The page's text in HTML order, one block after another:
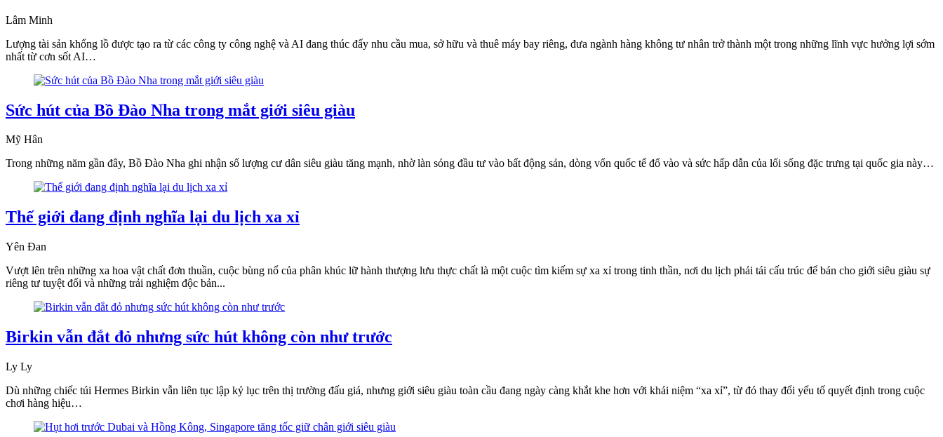
Lâm Minh
Lượng tài sản khổng lồ được tạo ra từ các công ty công nghệ và AI đang thúc đẩy nhu cầu mua, sở hữu và thuê máy bay riêng, đưa ngành hàng không tư nhân trở thành một trong những lĩnh vực hưởng lợi sớm
nhất từ cơn sốt AI…
Sức hút của Bồ Đào Nha trong mắt giới siêu giàu
Mỹ Hân
Trong những năm gần đây, Bồ Đào Nha ghi nhận số lượng cư dân siêu giàu tăng mạnh, nhờ làn sóng đầu tư vào bất động sản, dòng vốn quốc tế đổ vào và sức hấp dẫn của lối sống đặc trưng tại quốc gia này…
Thế giới đang định nghĩa lại du lịch xa xỉ
Yên Đan
Vượt lên trên những xa hoa vật chất đơn thuần, cuộc bùng nổ của phân khúc lữ hành thượng lưu thực chất là một cuộc tìm kiếm sự xa xỉ trong tinh thần, nơi du lịch phải tái cấu trúc để bán cho giới siêu giàu sự
riêng tư tuyệt đối và những trải nghiệm độc bản...
Birkin vẫn đắt đỏ nhưng sức hút không còn như trước
Ly Ly
Dù những chiếc túi Hermes Birkin vẫn liên tục lập kỷ lục trên thị trường đấu giá, nhưng giới siêu giàu toàn cầu đang ngày càng khắt khe hơn với khái niệm “xa xỉ”, từ đó thay đổi yếu tố quyết định trong cuộc
chơi hàng hiệu…